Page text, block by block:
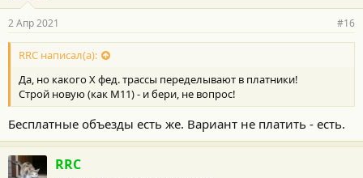
2 Апр 2021 #16
RRC написал(а):
Да, но какого Х фед. трассы переделывают в платники!
Строй новую (как М11) - и бери, не вопрос!
Бесплатные объезды есть же. Вариант не платить - есть.
RRC